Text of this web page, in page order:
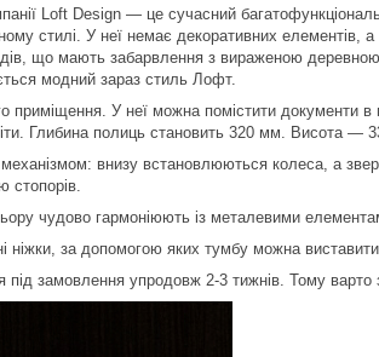
Loft Design — це сучасний
стилі. У неї немає декоративних елементів,
що мають забарвлення з вираженою деревною
модний зараз стиль Лофт.
приміщення. У неї можна помістити документи
Глибина полиць становить 320 мм. Висота —
внизу встановлюються колеса, а
стопорів.
чудово гармоніюють із металевими
за допомогою яких тумбу можна виставити
замовлення упродовж 2-3 тижнів. Тому варто